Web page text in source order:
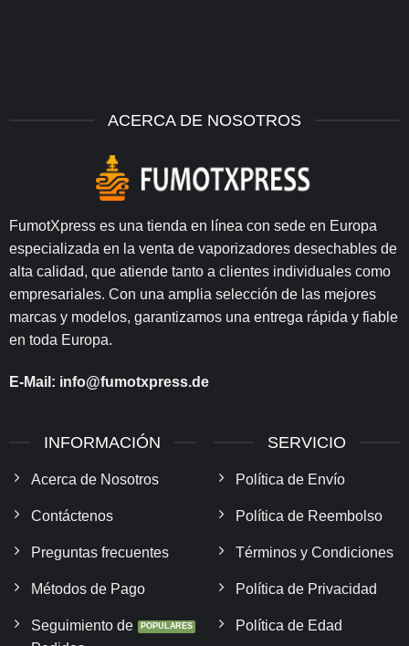
ACERCA DE NOSOTROS
FumotXpress es una tienda en línea con sede en Europa
especializada en la venta de vaporizadores desechables de
alta calidad, que atiende tanto a clientes individuales como
empresariales. Con una amplia selección de las mejores
marcas y modelos, garantizamos una entrega rápida y fiable
en toda Europa.
E-Mail: info@fumotxpress.de
INFORMACIÓN
Acerca de Nosotros
Contáctenos
Preguntas frecuentes
Métodos de Pago
Seguimiento de
SERVICIO
Política de Envío
Política de Reembolso
Términos y Condiciones
Política de Privacidad
Política de Edad